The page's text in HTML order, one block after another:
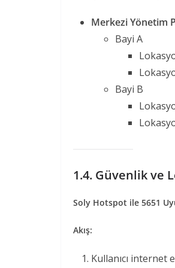
Merkezi Yönetim
Bayi A
Bayi B
1.4. Güvenlik ve
Soly Hotspot ile 5651
Akış:
Kullanıcı internet